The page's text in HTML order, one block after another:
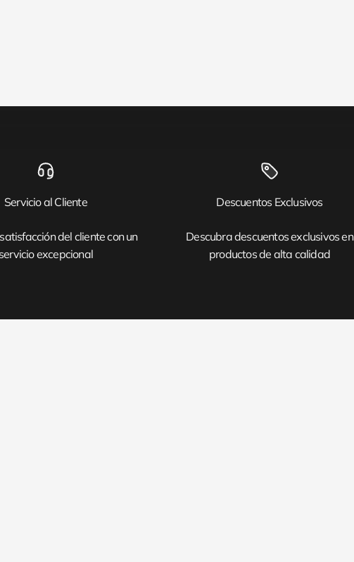
Servicio al Cliente
del cliente con un
excepcional
Descuentos Exclusivos
Descubra descuentos exclusivos en
productos de alta calidad